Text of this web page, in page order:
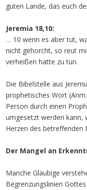
guten Lande, das euch
Jeremia 18,10:
… 10 wenn es aber tut,
nicht gehorcht, so reut
verheißen hatte zu tun.
Die Bibelstelle aus
prophetisches Wort
Person durch einen
umgesetzt werden kann,
Herzen des betreffenden
Der Mangel an
Manche Gläubige
Begrenzungslinien